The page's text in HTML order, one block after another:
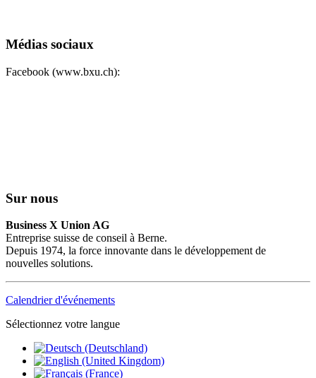
Médias sociaux
Facebook (www.bxu.ch):
Sur nous
Business X Union AG
Entreprise suisse de conseil à Berne.
Depuis 1974, la force innovante dans le développement de
nouvelles solutions.
Calendrier d'événements
Sélectionnez votre langue